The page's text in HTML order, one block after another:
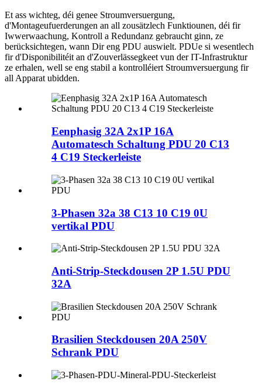
Et ass wichteg, déi genee Stroumversuergung,
d'Montageufuerderungen an all zousätzlech Funktiounen, déi fir
Iwwerwaachung, Kontroll a Redundanz gebraucht ginn, ze
berücksichtegen, wann Dir eng PDU auswielt. PDUe si wesentlech
fir d'Disponibilitéit an d'Zouverlässegkeet vun der IT-Infrastruktur
ze erhalen, well se eng stabil a kontrolléiert Stroumversuergung fir
all Apparat ubidden.
Eenphasig 32A 2x1P 16A
Automatesch Schaltung PDU 20 C13
4 C19 Steckerleiste
3-Phasen 32a 38 C13 10 C19 0U
vertikal PDU
Anti-Strip-Steckdousen 2P 1.5U PDU
32A
Brasilien Steckdousen 20A 250V
Schrank PDU